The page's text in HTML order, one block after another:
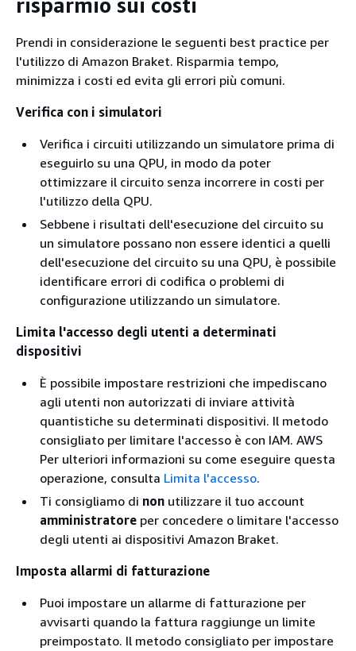
Prendi in considerazione le seguenti best practice per
l'utilizzo di Amazon Braket. Risparmia tempo,
minimizza i costi ed evita gli errori più comuni.
Verifica con i simulatori
Verifica i circuiti utilizzando un simulatore prima di
eseguirlo su una QPU, in modo da poter
ottimizzare il circuito senza incorrere in costi per
l'utilizzo della QPU.
Sebbene i risultati dell'esecuzione del circuito su
un simulatore possano non essere identici a quelli
dell'esecuzione del circuito su una QPU, è possibile
identificare errori di codifica o problemi di
configurazione utilizzando un simulatore.
Limita l'accesso degli utenti a determinati
dispositivi
È possibile impostare restrizioni che impediscano
agli utenti non autorizzati di inviare attività
quantistiche su determinati dispositivi. Il metodo
consigliato per limitare l'accesso è con IAM. AWS
Per ulteriori informazioni su come eseguire questa
operazione, consulta Limita l'accesso.
Ti consigliamo di non utilizzare il tuo account
amministratore per concedere o limitare l'accesso
degli utenti ai dispositivi Amazon Braket.
Imposta allarmi di fatturazione
Puoi impostare un allarme di fatturazione per
avvisarti quando la fattura raggiunge un limite
preimpostato. Il metodo consigliato per impostare